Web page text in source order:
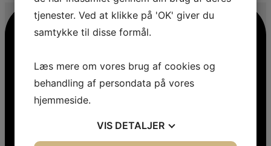
tjenester. Ved at klikke på 'OK' giver du
samtykke til disse formål.
Læs mere om vores brug af cookies og
behandling af persondata på vores
hjemmeside.
VIS DETALJER